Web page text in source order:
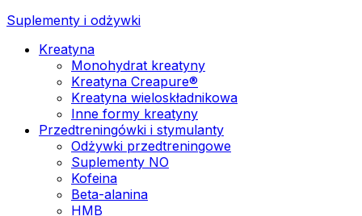
Suplementy i odżywki
Kreatyna
Monohydrat kreatyny
Kreatyna Creapure®
Kreatyna wieloskładnikowa
Inne formy kreatyny
Przedtreningówki i stymulanty
Odżywki przedtreningowe
Suplementy NO
Kofeina
Beta-alanina
HMB